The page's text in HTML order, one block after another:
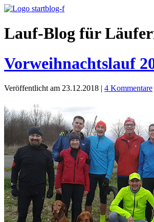
Lauf-Blog für
Vorweihnachtslauf
Veröffentlicht am 23.12.2018 | 4 Kommentare